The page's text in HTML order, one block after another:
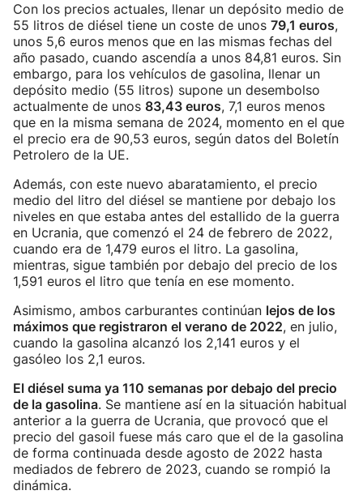
Con los precios actuales, llenar un depósito medio de
55 litros de diésel tiene un coste de unos 79,1 euros,
unos 5,6 euros menos que en las mismas fechas del
año pasado, cuando ascendía a unos 84,81 euros. Sin
embargo, para los vehículos de gasolina, llenar un
depósito medio (55 litros) supone un desembolso
actualmente de unos 83,43 euros, 7,1 euros menos
que en la misma semana de 2024, momento en el que
el precio era de 90,53 euros, según datos del Boletín
Petrolero de la UE.
Además, con este nuevo abaratamiento, el precio
medio del litro del diésel se mantiene por debajo los
niveles en que estaba antes del estallido de la guerra
en Ucrania, que comenzó el 24 de febrero de 2022,
cuando era de 1,479 euros el litro. La gasolina,
mientras, sigue también por debajo del precio de los
1,591 euros el litro que tenía en ese momento.
Asimismo, ambos carburantes continúan lejos de los
máximos que registraron el verano de 2022, en julio,
cuando la gasolina alcanzó los 2,141 euros y el
gasóleo los 2,1 euros.
El diésel suma ya 110 semanas por debajo del precio
de la gasolina. Se mantiene así en la situación habitual
anterior a la guerra de Ucrania, que provocó que el
precio del gasoil fuese más caro que el de la gasolina
de forma continuada desde agosto de 2022 hasta
mediados de febrero de 2023, cuando se rompió la
dinámica.